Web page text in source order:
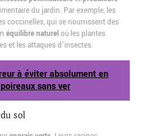
du jardin. Par exemple, les
coccinelles, qui se nourrissent des
équilibre natureloù les plantes
et les attaques d’insectes.
à éviter absolument en
sans ver
sol